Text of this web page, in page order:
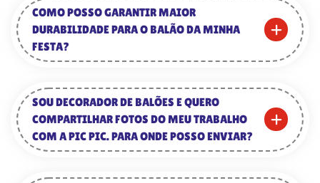
COMO POSSO GARANTIR MAIOR
DURABILIDADE PARA O BALÃO DA MINHA
FESTA?
SOU DECORADOR DE BALÕES E QUERO
COMPARTILHAR FOTOS DO MEU TRABALHO
COM A PIC PIC. PARA ONDE POSSO ENVIAR?